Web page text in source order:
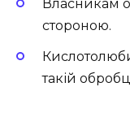
Власникам
стороною.
такій